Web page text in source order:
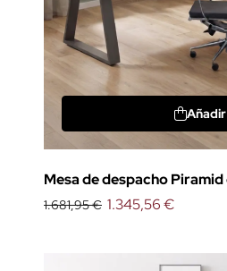
Añadir
Mesa de despacho
1.681,95 € 1.345,56 €